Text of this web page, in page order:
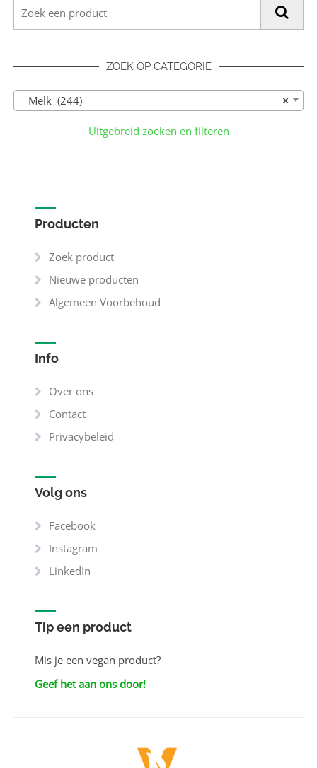
ZOEK OP CATEGORIE
×
Melk (244)
Uitgebreid zoeken en filteren
Producten
Zoek product
Nieuwe producten
Algemeen Voorbehoud
Info
Over ons
Contact
Privacybeleid
Volg ons
Facebook
Instagram
LinkedIn
Tip een product
Mis je een vegan product?
Geef het aan ons door!